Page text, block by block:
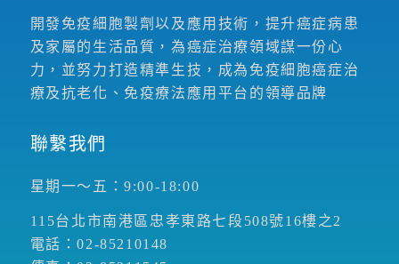
開發免疫細胞製劑以及應用技術，提升癌症病患
及家屬的生活品質，為癌症治療領域謀一份心
力，並努力打造精準生技，成為免疫細胞癌症治
療及抗老化、免疫療法應用平台的領導品牌
聯繫我們
星期一～五：9:00-18:00
115台北市南港區忠孝東路七段508號16樓之2
電話：02-85210148